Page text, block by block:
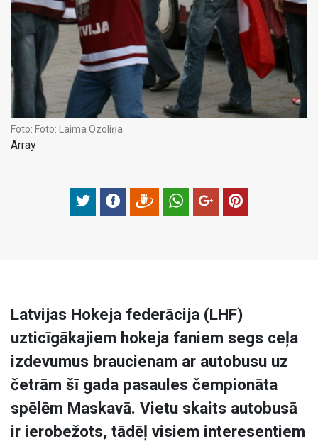
Foto: Foto: Laima Ozoliņa
Array
Latvijas Hokeja federācija (LHF)
uzticīgākajiem hokeja faniem segs ceļa
izdevumus braucienam ar autobusu uz
četrām šī gada pasaules čempionāta
spēlēm Maskavā. Vietu skaits autobusā
ir ierobežots, tādēļ visiem interesentiem